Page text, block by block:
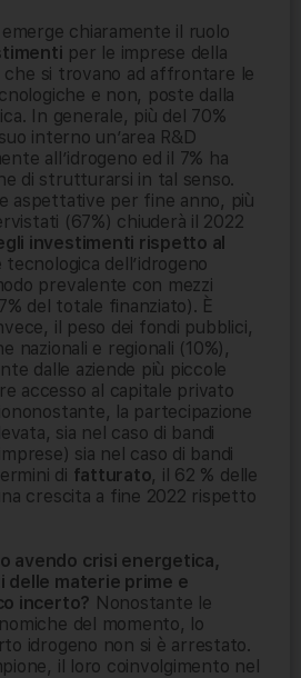
emerge chiaramente il ruolo
per le imprese della
che si trovano ad affrontare le
e non, poste dalla
In generale, più del 70%
interno un’area R&D
all’idrogeno ed il 7% ha
di strutturarsi in tal senso.
aspettative per fine anno, più
(67%) chiuderà il 2022
investimenti rispetto al
tecnologica dell’idrogeno
prevalente con mezzi
del totale finanziato). È
il peso dei fondi pubblici,
nazionali e regionali (10%),
dalle aziende più piccole
accesso al capitale privato
la partecipazione
sia nel caso di bandi
sia nel caso di bandi
di fatturato, il 62 % delle
crescita a fine 2022 rispetto
avendo crisi energetica,
delle materie prime e
incerto? Nonostante le
del momento, lo
idrogeno non si è arrestato.
il loro coinvolgimento nel